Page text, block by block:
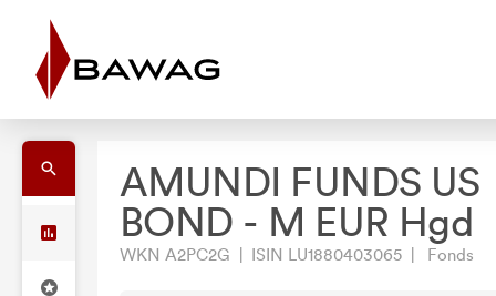
AMUNDI FUNDS US
BOND - M EUR Hgd
WKN A2PC2G | ISIN LU1880403065 | Fonds